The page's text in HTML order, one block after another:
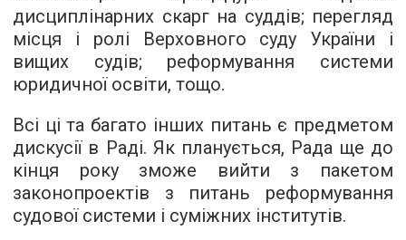
дисциплінарних скарг на суддів; перегляд
місця і ролі Верховного суду України і
вищих судів; реформування системи
юридичної освіти, тощо.
Всі ці та багато інших питань є предметом
дискусії в Раді. Як планується, Рада ще до
кінця року зможе вийти з пакетом
законопроектів з питань реформування
судової системи і суміжних інститутів.